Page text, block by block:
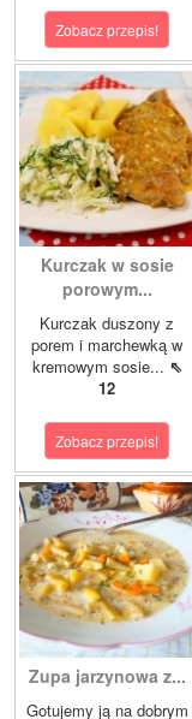
Zobacz przepis!
Kurczak w sosie
porowym...
Kurczak duszony z
porem i marchewką w
kremowym sosie... ⇖
12
Zobacz przepis!
Zupa jarzynowa z...
Gotujemy ją na dobrym